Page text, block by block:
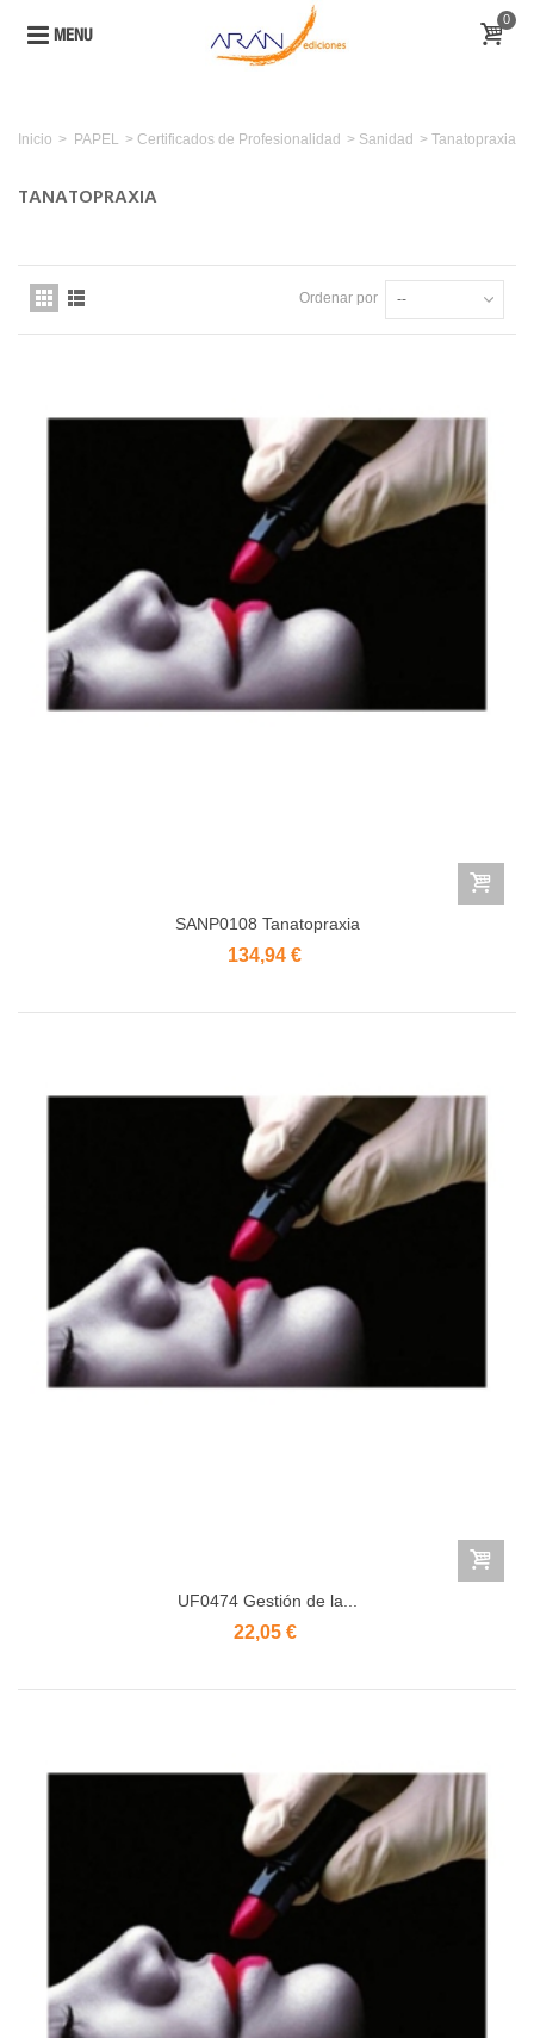
MENU
0
Inicio > PAPEL > Certificados de Profesionalidad > Sanidad > Tanatopraxia
TANATOPRAXIA
Ordenar por --
SANP0108 Tanatopraxia
134,94 €
UF0474 Gestión de la...
22,05 €